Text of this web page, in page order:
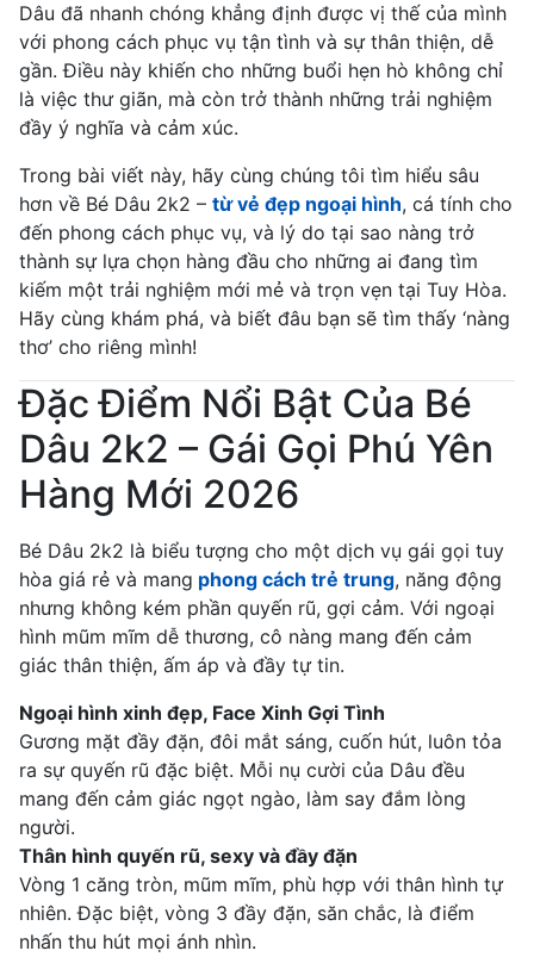
Dâu đã nhanh chóng khẳng định được vị thế của mình
với phong cách phục vụ tận tình và sự thân thiện, dễ
gần. Điều này khiến cho những buổi hẹn hò không chỉ
là việc thư giãn, mà còn trở thành những trải nghiệm
đầy ý nghĩa và cảm xúc.
Trong bài viết này, hãy cùng chúng tôi tìm hiểu sâu
hơn về Bé Dâu 2k2 – từ vẻ đẹp ngoại hình, cá tính cho
đến phong cách phục vụ, và lý do tại sao nàng trở
thành sự lựa chọn hàng đầu cho những ai đang tìm
kiếm một trải nghiệm mới mẻ và trọn vẹn tại Tuy Hòa.
Hãy cùng khám phá, và biết đâu bạn sẽ tìm thấy ‘nàng
thơ’ cho riêng mình!
Đặc Điểm Nổi Bật Của Bé
Dâu 2k2 – Gái Gọi Phú Yên
Hàng Mới 2026
Bé Dâu 2k2 là biểu tượng cho một dịch vụ gái gọi tuy
hòa giá rẻ và mang phong cách trẻ trung, năng động
nhưng không kém phần quyến rũ, gợi cảm. Với ngoại
hình mũm mĩm dễ thương, cô nàng mang đến cảm
giác thân thiện, ấm áp và đầy tự tin.
Ngoại hình xinh đẹp, Face Xinh Gợi Tình
Gương mặt đầy đặn, đôi mắt sáng, cuốn hút, luôn tỏa
ra sự quyến rũ đặc biệt. Mỗi nụ cười của Dâu đều
mang đến cảm giác ngọt ngào, làm say đắm lòng
người.
Thân hình quyến rũ, sexy và đầy đặn
Vòng 1 căng tròn, mũm mĩm, phù hợp với thân hình tự
nhiên. Đặc biệt, vòng 3 đầy đặn, săn chắc, là điểm
nhấn thu hút mọi ánh nhìn.